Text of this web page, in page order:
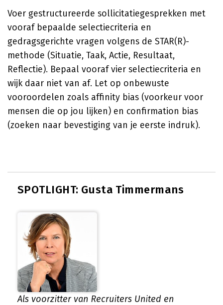
Voer gestructureerde sollicitatiegesprekken met
vooraf bepaalde selectiecriteria en
gedragsgerichte vragen volgens de STAR(R)-
methode (Situatie, Taak, Actie, Resultaat,
Reflectie). Bepaal vooraf vier selectiecriteria en
wijk daar niet van af. Let op onbewuste
vooroordelen zoals affinity bias (voorkeur voor
mensen die op jou lijken) en confirmation bias
(zoeken naar bevestiging van je eerste indruk).
SPOTLIGHT: Gusta Timmermans
Als voorzitter van Recruiters United en